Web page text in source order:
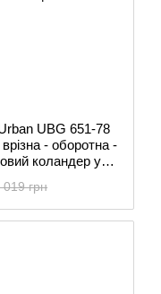
UBG 651-78
- оборотна -
коландер у
019 грн